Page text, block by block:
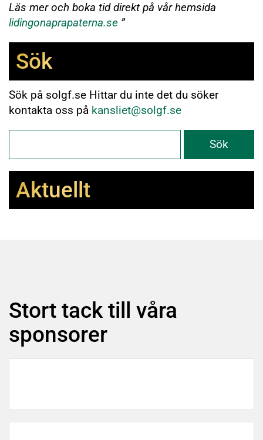
Läs mer och boka tid direkt på vår hemsida
lidingonaprapaterna.se ”
Sök
Sök på solgf.se Hittar du inte det du söker
kontakta oss på kansliet@solgf.se
Aktuellt
Stort tack till våra
sponsorer